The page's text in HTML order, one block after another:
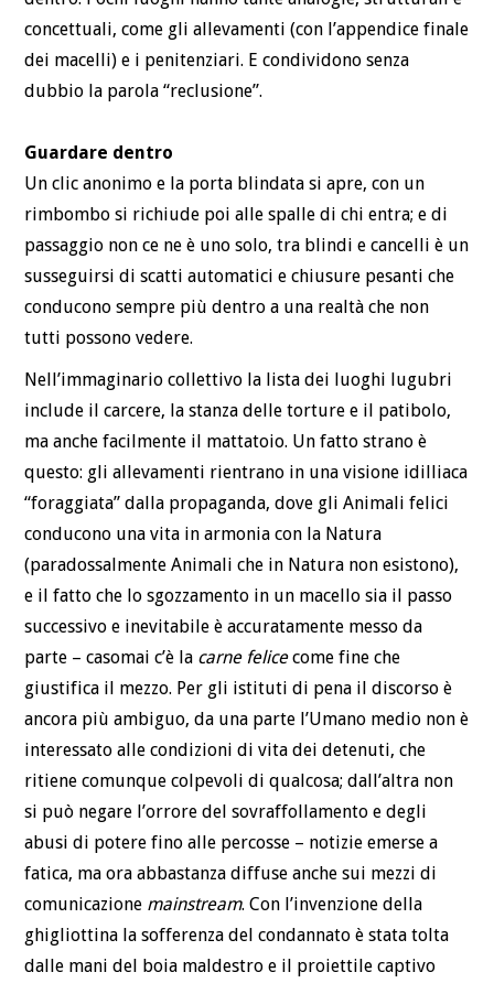
concettuali, come gli allevamenti (con l’appendice finale
dei macelli) e i penitenziari. E condividono senza
dubbio la parola “reclusione”.
Guardare dentro
Un clic anonimo e la porta blindata si apre, con un
rimbombo si richiude poi alle spalle di chi entra; e di
passaggio non ce ne è uno solo, tra blindi e cancelli è un
susseguirsi di scatti automatici e chiusure pesanti che
conducono sempre più dentro a una realtà che non
tutti possono vedere.
Nell’immaginario collettivo la lista dei luoghi lugubri
include il carcere, la stanza delle torture e il patibolo,
ma anche facilmente il mattatoio. Un fatto strano è
questo: gli allevamenti rientrano in una visione idilliaca
“foraggiata” dalla propaganda, dove gli Animali felici
conducono una vita in armonia con la Natura
(paradossalmente Animali che in Natura non esistono),
e il fatto che lo sgozzamento in un macello sia il passo
successivo e inevitabile è accuratamente messo da
parte – casomai c’è la carne felicecome fine che
giustifica il mezzo. Per gli istituti di pena il discorso è
ancora più ambiguo, da una parte l’Umano medio non è
interessato alle condizioni di vita dei detenuti, che
ritiene comunque colpevoli di qualcosa; dall’altra non
si può negare l’orrore del sovraffollamento e degli
abusi di potere fino alle percosse – notizie emerse a
fatica, ma ora abbastanza diffuse anche sui mezzi di
comunicazione mainstream. Con l’invenzione della
ghigliottina la sofferenza del condannato è stata tolta
dalle mani del boia maldestro e il proiettile captivo